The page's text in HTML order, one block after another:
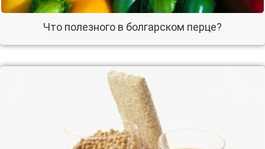
Что полезного в болгарском перце?